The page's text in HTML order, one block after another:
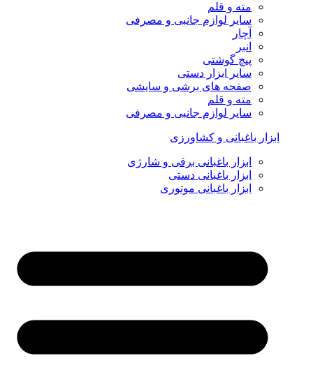
مته و قلم
سایر لوازم جانبی و مصرفی
آچار
انبر
پیچ گوشتی
سایر ابزار دستی
صفحه های برشی و سایشی
مته و قلم
سایر لوازم جانبی و مصرفی
ابزار باغبانی و کشاورزی
ابزار باغبانی برقی و شارژی
ابزار باغبانی دستی
ابزار باغبانی موتوری